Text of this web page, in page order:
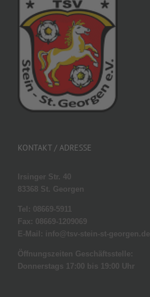
KONTAKT / ADRESSE
Irsinger Str. 40
83368 St. Georgen
Tel: 08669-5911
Fax: 08669-1209069
E-Mail: info@tsv-stein-st-georgen.de
Öffnungszeiten Geschäftsstelle:
Donnerstags 17:00 bis 19:00 Uhr